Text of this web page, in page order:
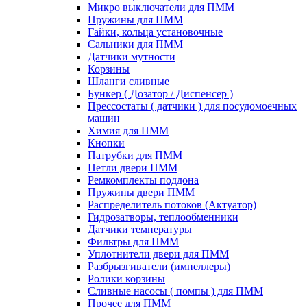
Микро выключатели для ПММ
Пружины для ПММ
Гайки, кольца установочные
Сальники для ПММ
Датчики мутности
Корзины
Шланги сливные
Бункер ( Дозатор / Диспенсер )
Прессостаты ( датчики ) для посудомоечных
машин
Химия для ПММ
Кнопки
Патрубки для ПММ
Петли двери ПММ
Ремкомплекты поддона
Пружины двери ПММ
Распределитель потоков (Актуатор)
Гидрозатворы, теплообменники
Датчики температуры
Фильтры для ПММ
Уплотнители двери для ПММ
Разбрызгиватели (импеллеры)
Ролики корзины
Сливные насосы ( помпы ) для ПММ
Прочее для ПММ